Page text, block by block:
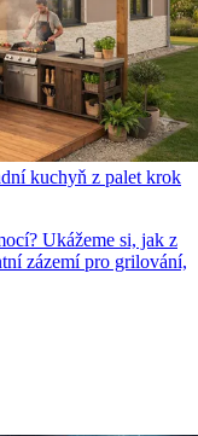
kuchyň z palet krok
Ukážeme si, jak z
zázemí pro grilování,